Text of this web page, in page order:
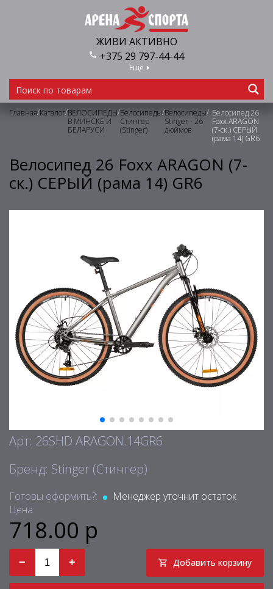
ЖИВИ АКТИВНО
+375 29 797-44-44
Еще
Главная/Каталог/ВЕЛОСИПЕДЫ
В МИНСКЕ И
БЕЛАРУСИ
/Велосипеды
Стингер
(Stinger)
/Велосипеды
Stinger - 26
дюймов
/ Велосипед 26
Foxx ARAGON
(7-ск.) СЕРЫЙ
(рама 14) GR6
Велосипед 26 Foxx ARAGON (7-
ск.) СЕРЫЙ (рама 14) GR6
Арт: 26SHD.ARAGON.14GR6
Бренд: Stinger (Стингер)
Готовы оформить?:
Менеджер уточнит остаток
Цена:
718.00 р
− + Добавить корзину